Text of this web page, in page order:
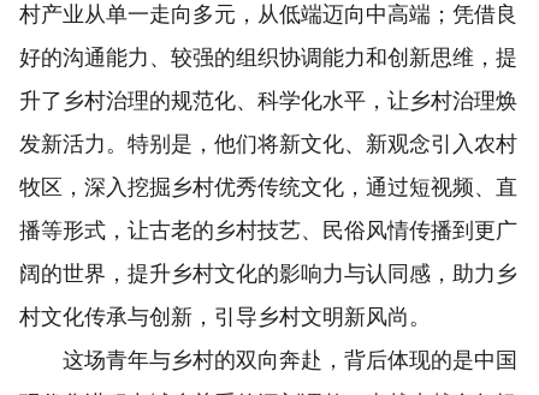
村产业从单一走向多元，从低端迈向中高端；凭借良
好的沟通能力、较强的组织协调能力和创新思维，提
升了乡村治理的规范化、科学化水平，让乡村治理焕
发新活力。特别是，他们将新文化、新观念引入农村
牧区，深入挖掘乡村优秀传统文化，通过短视频、直
播等形式，让古老的乡村技艺、民俗风情传播到更广
阔的世界，提升乡村文化的影响力与认同感，助力乡
村文化传承与创新，引导乡村文明新风尚。
这场青年与乡村的双向奔赴，背后体现的是中国